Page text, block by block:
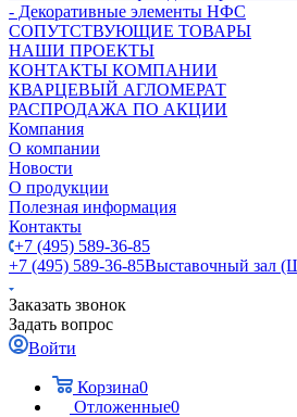
- Декоративные элементы НФС
СОПУТСТВУЮЩИЕ ТОВАРЫ
НАШИ ПРОЕКТЫ
КОНТАКТЫ КОМПАНИИ
КВАРЦЕВЫЙ АГЛОМЕРАТ
РАСПРОДАЖА ПО АКЦИИ
Компания
О компании
Новости
О продукции
Полезная информация
Контакты
+7 (495) 589-36-85
+7 (495) 589-36-85Выставочный зал
Заказать звонок
Задать вопрос
Войти
Корзина0
Отложенные0